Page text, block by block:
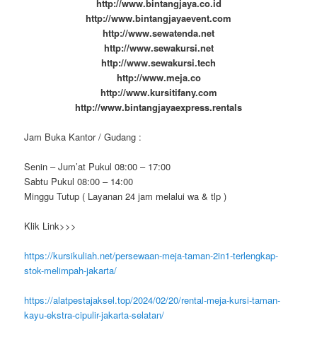
http://www.bintangjaya.co.id
http://www.bintangjayaevent.com
http://www.sewatenda.net
http://www.sewakursi.net
http://www.sewakursi.tech
http://www.meja.co
http://www.kursitifany.com
http://www.bintangjayaexpress.rentals
Jam Buka Kantor / Gudang :
Senin – Jum’at Pukul 08:00 – 17:00
Sabtu Pukul 08:00 – 14:00
Minggu Tutup ( Layanan 24 jam melalui wa & tlp )
Klik Link>>>
https://kursikuliah.net/persewaan-meja-taman-2in1-terlengkap-
stok-melimpah-jakarta/
https://alatpestajaksel.top/2024/02/20/rental-meja-kursi-taman-
kayu-ekstra-cipulir-jakarta-selatan/